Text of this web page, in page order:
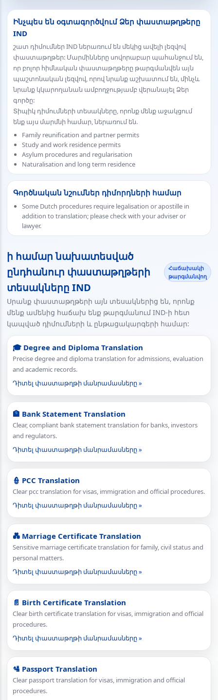
Ինչպես են օգտագործվում Ձեր փաստաթղթերը
IND
շատ դիմումներ IND ներառում են մեկից ավելի լեզվով
փաստաթղթեր: Մարմինները սովորաբար պահանջում են,
որ բոլոր հիմնական փաստաթղթերը թարգմանվեն այն
պաշտոնական լեզվով, որով նրանք աշխատում են, մինչև
նրանք կկարողանան ամբողջությամբ վերանայել Ձեր
գործը:
Տիպիկ դիմումների տեսակները, որոնք մենք աջակցում
ենք այս մարմնի համար, ներառում են.
Family reunification and partner permits
Study and work residence permits
Asylum procedures and regularisation
Naturalisation and long term residence
Գործնական նշումներ դիմորդների համար
Some Dutch procedures require legalisation or apostille in
addition to translation; please check with your adviser or
lawyer.
ի համար նախատեսված
ընդհանուր փաստաթղթերի
տեսակները IND
Հաճախակի
թարգմանվող
Սրանք փաստաթղթերի այն տեսակներից են, որոնք
մենք ամենից հաճախ ենք թարգմանում IND-ի հետ
կապված դիմումների և ընթացակարգերի համար:
🎓 Degree and Diploma Translation
Precise degree and diploma translation for admissions, evaluation
and academic records.
Դիտել փաստաթղթի մանրամասները »
🏦 Bank Statement Translation
Clear, compliant bank statement translation for banks, investors
and regulators.
Դիտել փաստաթղթի մանրամասները »
👮 PCC Translation
Clear pcc translation for visas, immigration and official procedures.
Դիտել փաստաթղթի մանրամասները »
💑 Marriage Certificate Translation
Sensitive marriage certificate translation for family, civil status and
personal matters.
Դիտել փաստաթղթի մանրամասները »
📄 Birth Certificate Translation
Clear birth certificate translation for visas, immigration and official
procedures.
Դիտել փաստաթղթի մանրամասները »
🛂 Passport Translation
Clear passport translation for visas, immigration and official
procedures.